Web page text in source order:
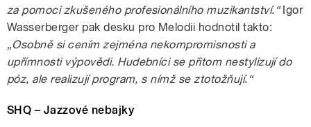
za pomoci zkušeného profesionálního muzikantství.“Igor
Wasserberger pak desku pro Melodii hodnotil takto:
„Osobně si cením zejména nekompromisnosti a
upřímnosti výpovědi. Hudebníci se přitom nestylizují do
póz, ale realizují program, s nímž se ztotožňují.“
SHQ – Jazzové nebajky